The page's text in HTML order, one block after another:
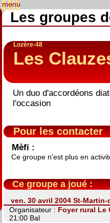
Les groupes
Lozère-48
Les
Un duo d'accordéons
l'occasion
Pour les contacter
Mèfi :
Ce groupe n'est plus en
Ce groupe a joué :
ven. 30 avril 2004 St-
Organisateur : Foyer rural Le
21:00 Bal